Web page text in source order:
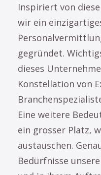
Inspiriert von
wir ein
gegründet.
dieses
Konstellation von
Eine weitere
ein grosser Platz,
austauschen.
Bedürfnisse